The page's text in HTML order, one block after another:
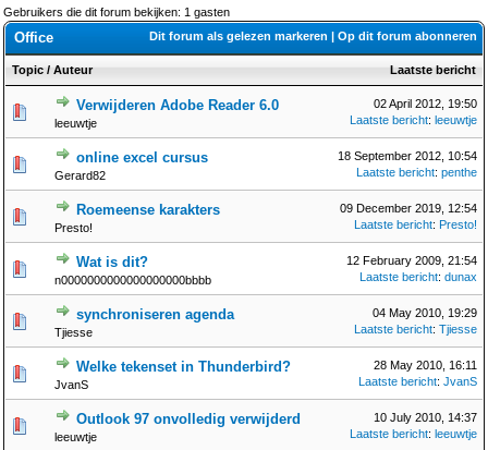
Foutcodes
Helpdesks
GemistDownloader*
Gebruikers die dit forum bekijken: 1 gasten
Dit forum als gelezen markeren | Op dit forum abonneren
Office
Topic / Auteur Laatste bericht
Verwijderen Adobe Reader 6.0
leeuwtje
02 April 2012, 19:50
Laatste bericht: leeuwtje
online excel cursus
Gerard82
18 September 2012, 10:54
Laatste bericht: penthe
Roemeense karakters
Presto!
09 December 2019, 12:54
Laatste bericht: Presto!
Wat is dit?
n0000000000000000000bbbb
12 February 2009, 21:54
Laatste bericht: dunax
synchroniseren agenda
Tjiesse
04 May 2010, 19:29
Laatste bericht: Tjiesse
Welke tekenset in Thunderbird?
JvanS
28 May 2010, 16:11
Laatste bericht: JvanS
Outlook 97 onvolledig verwijderd
leeuwtje
10 July 2010, 14:37
Laatste bericht: leeuwtje